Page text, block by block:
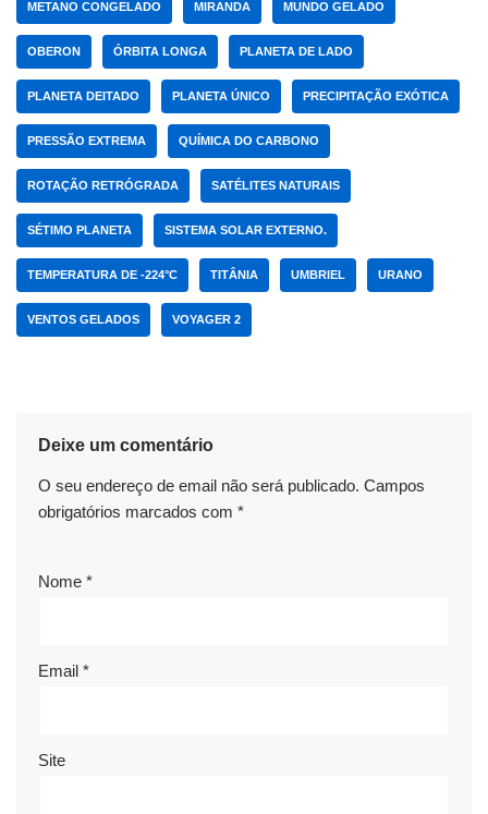
METANO CONGELADO MIRANDA MUNDO GELADO
OBERON ÓRBITA LONGA PLANETA DE LADO
PLANETA DEITADO PLANETA ÚNICO PRECIPITAÇÃO EXÓTICA
PRESSÃO EXTREMA QUÍMICA DO CARBONO
ROTAÇÃO RETRÓGRADA SATÉLITES NATURAIS
SÉTIMO PLANETA SISTEMA SOLAR EXTERNO.
TEMPERATURA DE -224°C TITÂNIA UMBRIEL URANO
VENTOS GELADOS VOYAGER 2
Deixe um comentário
O seu endereço de email não será publicado. Campos
obrigatórios marcados com *
Nome *
Email *
Site